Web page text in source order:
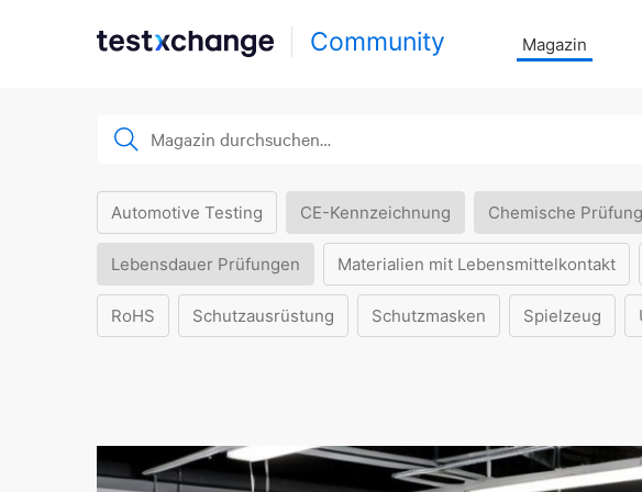
Community Magazin
Automotive Testing CE-Kennzeichnung Chemische
Lebensdauer Prüfungen Materialien mit Lebensmittelkontakt
RoHS Schutzausrüstung Schutzmasken Spielzeug